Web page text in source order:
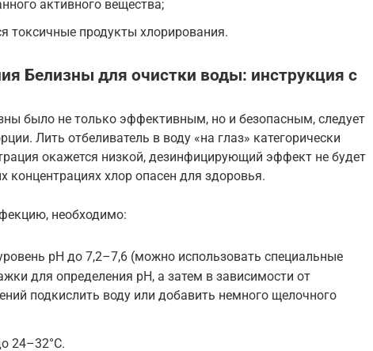
активного вещества;
токсичные продукты хлорирования.
Белизны для очистки воды: инструкция с
было не только эффективным, но и безопасным, следует
Лить отбеливатель в воду «на глаз» категорически
окажется низкой, дезинфицирующий эффект не будет
концентрациях хлор опасен для здоровья.
необходимо:
pH до 7,2–7,6 (можно использовать специальные
для определения pH, а затем в зависимости от
подкислить воду или добавить немного щелочного
24–32°C.